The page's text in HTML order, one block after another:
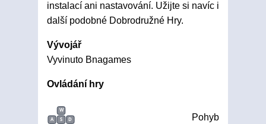
instalací ani nastavování. Užijte si navíc i
další podobné Dobrodružné Hry.
Vývojář
Vyvinuto Bnagames
Ovládání hry
W
A
S D Pohyb